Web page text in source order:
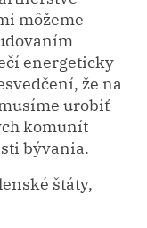
môžeme
energeticky
že na
urobiť
komunít
bývania.
štáty,